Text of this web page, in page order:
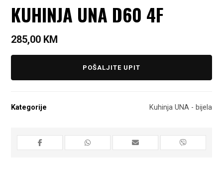
KUHINJA UNA D60 4F
285,00 KM
POŠALJITE UPIT
Kategorije Kuhinja UNA - bijela